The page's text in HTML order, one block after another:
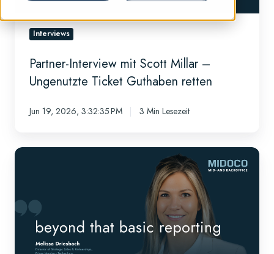
Interviews
Partner-Interview mit Scott Millar –
Ungenutzte Ticket Guthaben retten
Jun 19, 2026, 3:32:35 PM 3 Min Lesezeit
Partner-
Melissa
Driesbach